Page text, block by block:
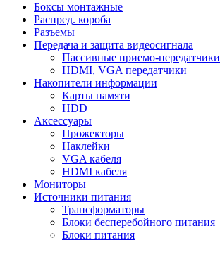
Боксы монтажные
Распред. короба
Разъемы
Передача и защита видеосигнала
Пассивные приемо-передатчики
HDMI, VGA передатчики
Накопители информации
Карты памяти
HDD
Аксессуары
Прожекторы
Наклейки
VGA кабеля
HDMI кабеля
Мониторы
Источники питания
Трансформаторы
Блоки бесперебойного питания
Блоки питания